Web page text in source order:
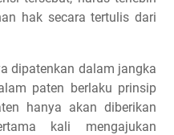
hak secara tertulis dari
dipatenkan dalam jangka
paten berlaku prinsip
hanya akan diberikan
kali mengajukan